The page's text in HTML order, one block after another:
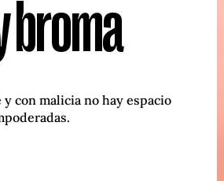
broma
con malicia no hay espacio